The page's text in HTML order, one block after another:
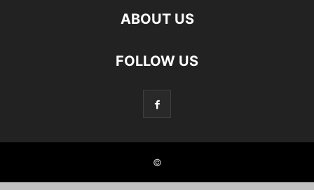
ABOUT US
FOLLOW US
©